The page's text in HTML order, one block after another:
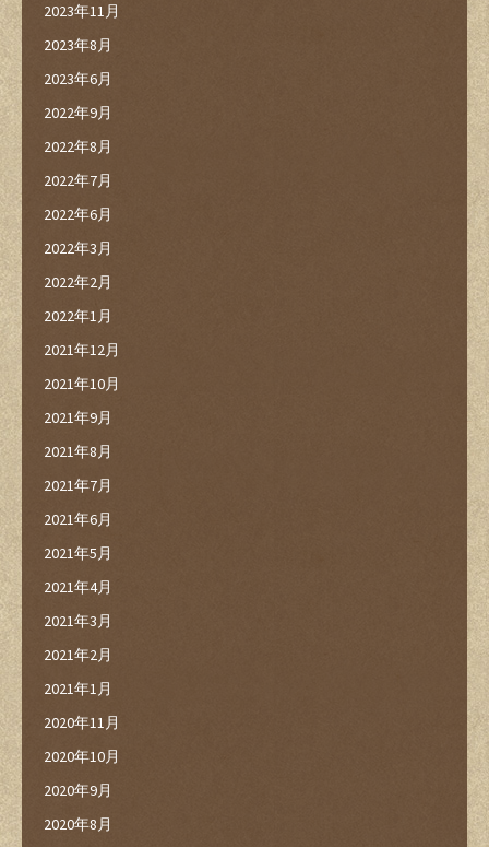
2023年11月
2023年8月
2023年6月
2022年9月
2022年8月
2022年7月
2022年6月
2022年3月
2022年2月
2022年1月
2021年12月
2021年10月
2021年9月
2021年8月
2021年7月
2021年6月
2021年5月
2021年4月
2021年3月
2021年2月
2021年1月
2020年11月
2020年10月
2020年9月
2020年8月